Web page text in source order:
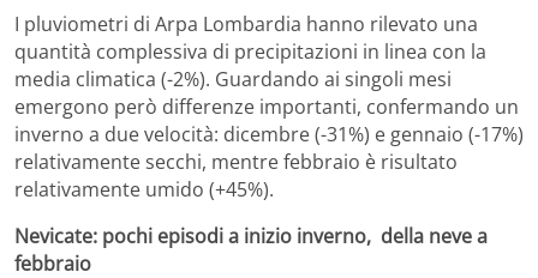
I pluviometri di Arpa Lombardia hanno rilevato una
quantità complessiva di precipitazioni in linea con la
media climatica (-2%). Guardando ai singoli mesi
emergono però differenze importanti, confermando un
inverno a due velocità: dicembre (-31%) e gennaio (-17%)
relativamente secchi, mentre febbraio è risultato
relativamente umido (+45%).
Nevicate: pochi episodi a inizio inverno, della neve a
febbraio